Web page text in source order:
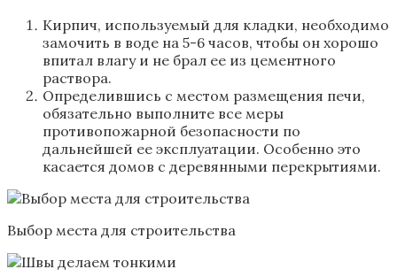
Кирпич, используемый для кладки, необходимо
замочить в воде на 5-6 часов, чтобы он хорошо
впитал влагу и не брал ее из цементного
раствора.
Определившись с местом размещения печи,
обязательно выполните все меры
противопожарной безопасности по
дальнейшей ее эксплуатации. Особенно это
касается домов с деревянными перекрытиями.
Выбор места для строительства